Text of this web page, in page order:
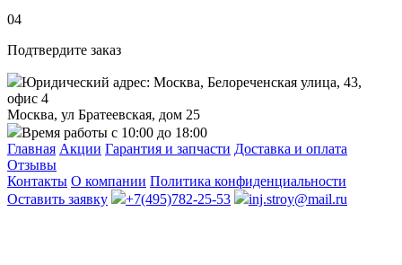
04
Подтвердите заказ
Юридический адрес: Москва, Белореченская улица, 43,
офис 4
Москва, ул Братеевская, дом 25
Время работы с 10:00 до 18:00
Главная Акции Гарантия и запчасти Доставка и оплата
Отзывы
Контакты О компании Политика конфиденциальности
Оставить заявку
+7(495)782-25-53 inj.stroy@mail.ru